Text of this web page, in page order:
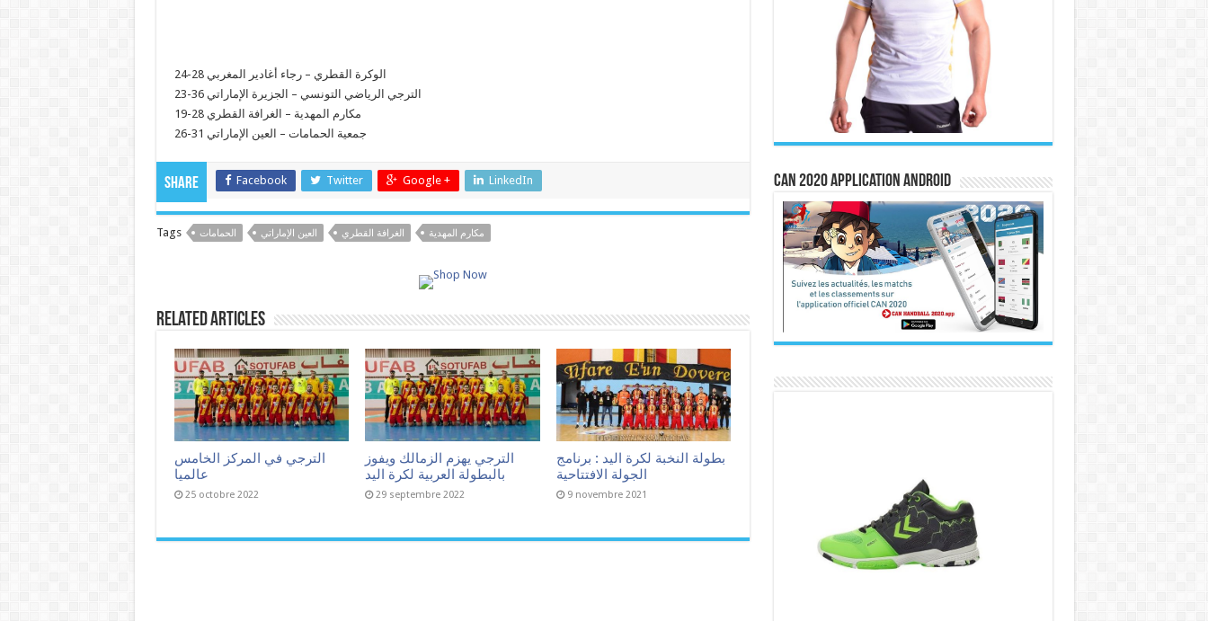
الوكرة القطري – رجاء أغادير المغربي 28-24
الترجي الرياضي التونسي – الجزيرة الإماراتي 36-23
مكارم المهدية – الغرافة القطري 28-19
جمعية الحمامات – العين الإماراتي 31-26
Share Facebook Twitter Google + LinkedIn
Tags الحمامات العين الإماراتي الغرافة القطري مكارم المهدية
Related Articles
الترجي في المركز الخامس
عالميا
25 octobre 2022
الترجي يهزم الزمالك ويفوز
بالبطولة العربية لكرة اليد
29 septembre 2022
بطولة النخبة لكرة اليد : برنامج
الجولة الافتتاحية
9 novembre 2021
CAN 2020 Application Android